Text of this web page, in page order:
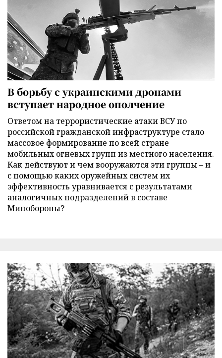
В борьбу с украинскими дронами
вступает народное ополчение
Ответом на террористические атаки ВСУ по
российской гражданской инфраструктуре стало
массовое формирование по всей стране
мобильных огневых групп из местного населения.
Как действуют и чем вооружаются эти группы – и
с помощью каких оружейных систем их
эффективность уравнивается с результатами
аналогичных подразделений в составе
Минобороны?